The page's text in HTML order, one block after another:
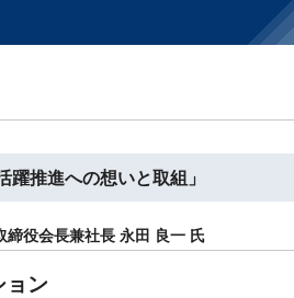
躍推進への想いと取組」
締役会長兼社長 永田 良一 氏
ョン